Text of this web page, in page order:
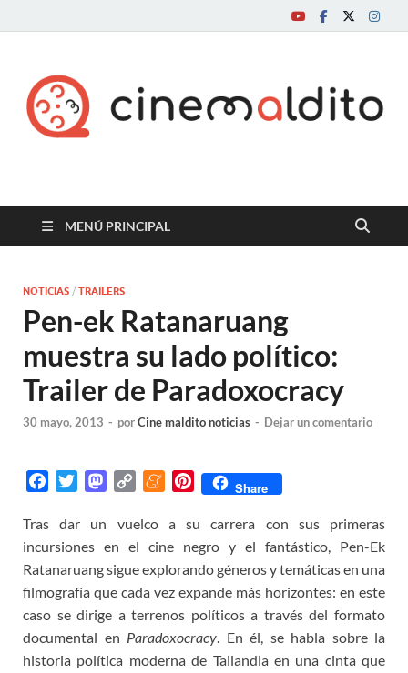
Cine maldito
MENÚ PRINCIPAL
NOTICIAS / TRAILERS
Pen-ek Ratanaruang
muestra su lado político:
Trailer de Paradoxocracy
30 mayo, 2013 - porCine maldito noticias - Dejar un comentario
c
e
b
o
o
k
i
t
t
e
r
M
t
o
d
o
n
p
y
L
i
n
k
M
n
e
a
m
e
P
n
t
e
r
e
s
t
Share
Tras dar un vuelco a su carrera con sus primeras
incursiones en el cine negro y el fantástico, Pen-Ek
Ratanaruang sigue explorando géneros y temáticas en una
filmografía que cada vez expande más horizontes: en este
caso se dirige a terrenos políticos a través del formato
documental en Paradoxocracy. En él, se habla sobre la
historia política moderna de Tailandia en una cinta que